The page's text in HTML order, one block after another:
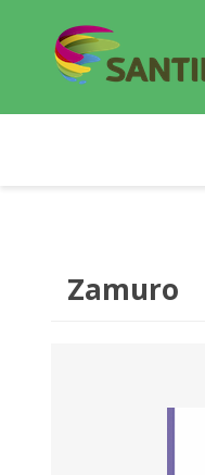
Zamuro